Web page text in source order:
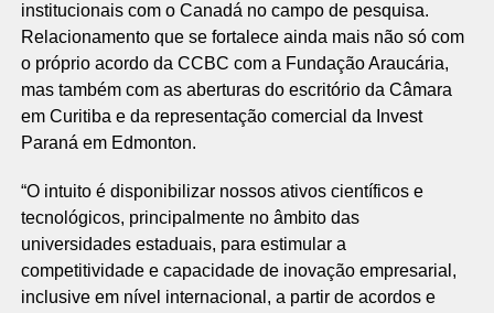
institucionais com o Canadá no campo de pesquisa.
Relacionamento que se fortalece ainda mais não só com
o próprio acordo da CCBC com a Fundação Araucária,
mas também com as aberturas do escritório da Câmara
em Curitiba e da representação comercial da Invest
Paraná em Edmonton.
“O intuito é disponibilizar nossos ativos científicos e
tecnológicos, principalmente no âmbito das
universidades estaduais, para estimular a
competitividade e capacidade de inovação empresarial,
inclusive em nível internacional, a partir de acordos e